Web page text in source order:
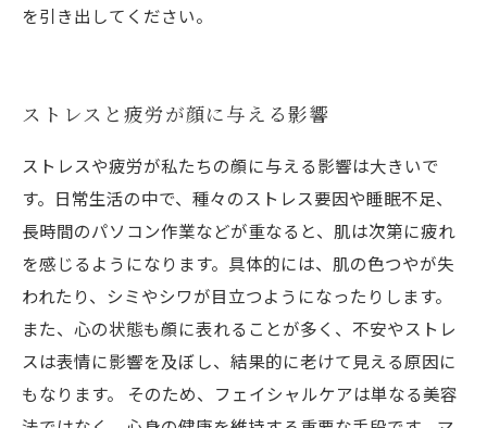
を引き出してください。
ストレスと疲労が顔に与える影響
ストレスや疲労が私たちの顔に与える影響は大きいで
す。日常生活の中で、種々のストレス要因や睡眠不足、
長時間のパソコン作業などが重なると、肌は次第に疲れ
を感じるようになります。具体的には、肌の色つやが失
われたり、シミやシワが目立つようになったりします。
また、心の状態も顔に表れることが多く、不安やストレ
スは表情に影響を及ぼし、結果的に老けて見える原因に
もなります。 そのため、フェイシャルケアは単なる美容